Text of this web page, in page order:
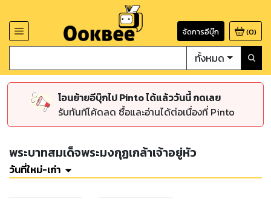
จัดการอีบุ๊ก (0)
ทั้งหมด
โอนย้ายอีบุ๊กไป Pinto ได้แล้ววันนี้ กดเลย
รับทันทีโค้ดลด ซื้อและอ่านได้ต่อเนื่องที่ Pinto
พระบาทสมเด็จพระมงกุฏเกล้าเจ้าอยู่หัว
วันที่ใหม่-เก่า